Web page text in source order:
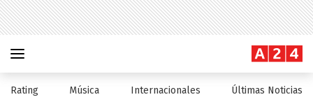
Rating Música Internacionales Últimas Noticias